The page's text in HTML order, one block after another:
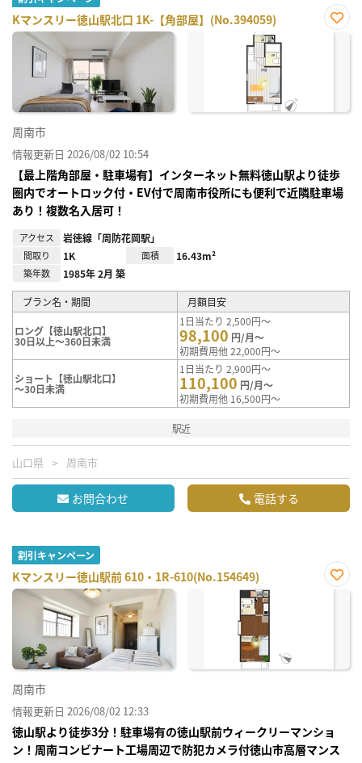
Kマンスリー徳山駅北口 1K-【角部屋】(No.394059)
お気
周南市
情報更新日 2026/08/02 10:54
【最上階角部屋・駐車場有】インターネット無料徳山駅より徒歩
圏内でオートロック付・EV付で周南市役所にも便利で近隣駐車場
あり！複数名入居可！
アクセス 岩徳線「周防花岡駅」
間取り 1K 面積 16.43m²
築年数 1985年 2月 築
プラン名・期間 月額目安
ロング【徳山駅北口】
30日以上～360日未満
1日当たり 2,500円～
98,100 円/月～
初期費用他 22,000円～
ショート【徳山駅北口】
～30日未満
1日当たり 2,900円～
110,100 円/月～
初期費用他 16,500円～
駅近
山口県 周南市
お問合わせ 電話する
割引キャンペーン
Kマンスリー徳山駅前 610・1R-610(No.154649)
お気
周南市
情報更新日 2026/08/02 12:33
徳山駅より徒歩3分！駐車場有の徳山駅前ウィークリーマンショ
ン！周南コンビナート工場周辺で防犯カメラ付徳山市高層マンス